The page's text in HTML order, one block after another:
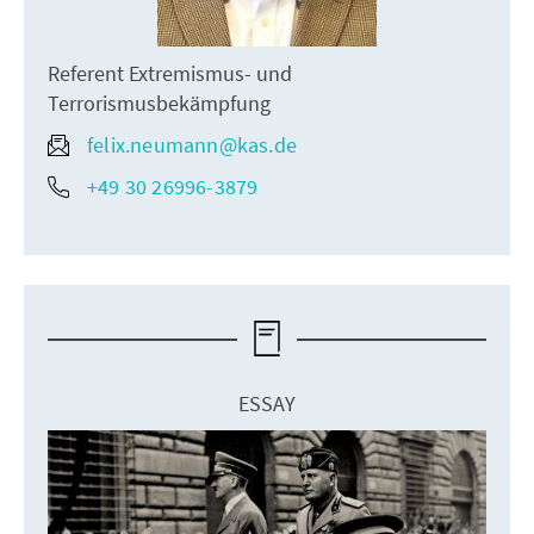
Referent Extremismus- und
Terrorismusbekämpfung
felix.neumann@kas.de
+49 30 26996-3879
ESSAY